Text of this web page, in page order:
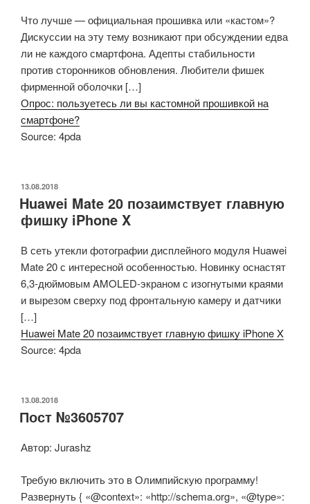
Что лучше — официальная прошивка или «кастом»?
Дискуссии на эту тему возникают при обсуждении едва
ли не каждого смартфона. Адепты стабильности
против сторонников обновления. Любители фишек
фирменной оболочки […]
Опрос: пользуетесь ли вы кастомной прошивкой на
смартфоне?
Source: 4pda
ОПУБЛИКОВАНО
13.08.2018
Huawei Mate 20 позаимствует главную
фишку iPhone X
В сеть утекли фотографии дисплейного модуля Huawei
Mate 20 с интересной особенностью. Новинку оснастят
6,3-дюймовым AMOLED-экраном с изогнутыми краями
и вырезом сверху под фронтальную камеру и датчики
[…]
Huawei Mate 20 позаимствует главную фишку iPhone X
Source: 4pda
ОПУБЛИКОВАНО
13.08.2018
Пост №3605707
Автор: Jurashz
Требую включить это в Олимпийскую программу!
Развернуть { «@context»: «http://schema.org», «@type»: